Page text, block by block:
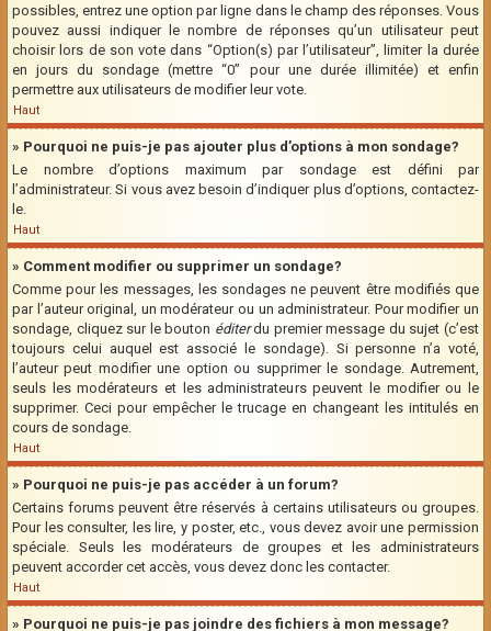
possibles, entrez une option par ligne dans le champ des réponses. Vous
pouvez aussi indiquer le nombre de réponses qu’un utilisateur peut
choisir lors de son vote dans “Option(s) par l’utilisateur”, limiter la durée
en jours du sondage (mettre “0” pour une durée illimitée) et enfin
permettre aux utilisateurs de modifier leur vote.
Haut
» Pourquoi ne puis-je pas ajouter plus d’options à mon sondage?
Le nombre d’options maximum par sondage est défini par
l’administrateur. Si vous avez besoin d’indiquer plus d’options, contactez-
le.
Haut
» Comment modifier ou supprimer un sondage?
Comme pour les messages, les sondages ne peuvent être modifiés que
par l’auteur original, un modérateur ou un administrateur. Pour modifier un
sondage, cliquez sur le bouton éditerdu premier message du sujet (c’est
toujours celui auquel est associé le sondage). Si personne n’a voté,
l’auteur peut modifier une option ou supprimer le sondage. Autrement,
seuls les modérateurs et les administrateurs peuvent le modifier ou le
supprimer. Ceci pour empêcher le trucage en changeant les intitulés en
cours de sondage.
Haut
» Pourquoi ne puis-je pas accéder à un forum?
Certains forums peuvent être réservés à certains utilisateurs ou groupes.
Pour les consulter, les lire, y poster, etc., vous devez avoir une permission
spéciale. Seuls les modérateurs de groupes et les administrateurs
peuvent accorder cet accès, vous devez donc les contacter.
Haut
» Pourquoi ne puis-je pas joindre des fichiers à mon message?